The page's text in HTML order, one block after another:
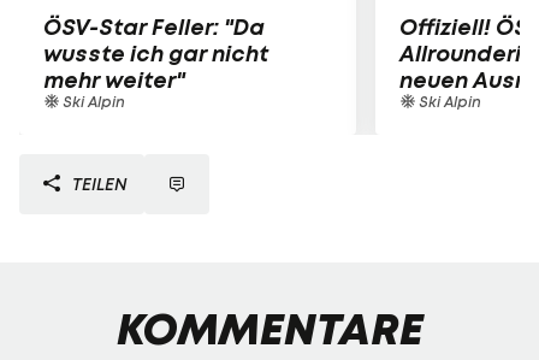
ÖSV-Star Feller: "Da
wusste ich gar nicht
mehr weiter"
Ski Alpin
Offiziell!
neuen
Ski Alpin
TEILEN
KOMMENTARE